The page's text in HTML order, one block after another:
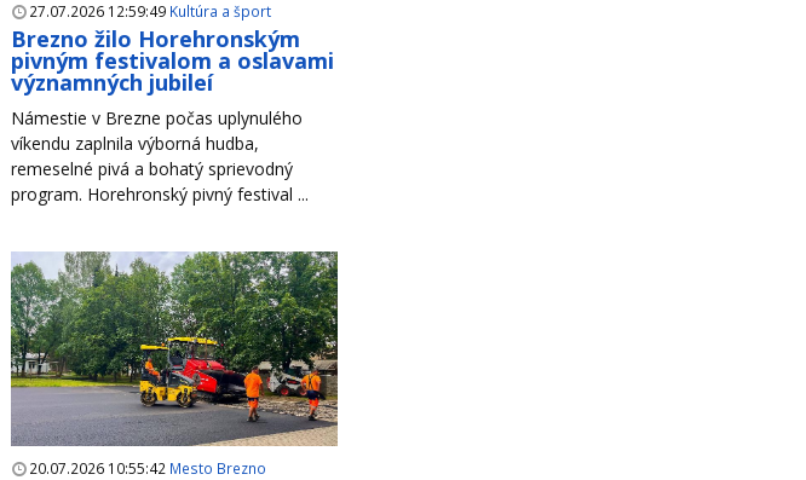
27.07.2026 12:59:49 Kultúra a šport
Brezno žilo Horehronským
pivným festivalom a oslavami
významných jubileí
Námestie v Brezne počas uplynulého
víkendu zaplnila výborná hudba,
remeselné pivá a bohatý sprievodný
program. Horehronský pivný festival ...
20.07.2026 10:55:42 Mesto Brezno